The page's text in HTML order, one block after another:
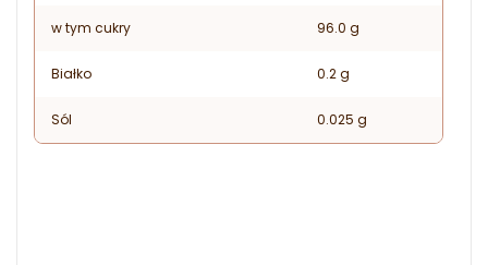
w tym cukry 96.0 g
Białko 0.2 g
Sól 0.025 g